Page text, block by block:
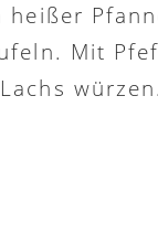
heißer
Mit